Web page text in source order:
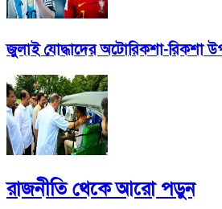
জুলাই যোদ্ধাদের অটোরিকশা-রিকশা
রাজনীতিথেকে আরো পড়ুন